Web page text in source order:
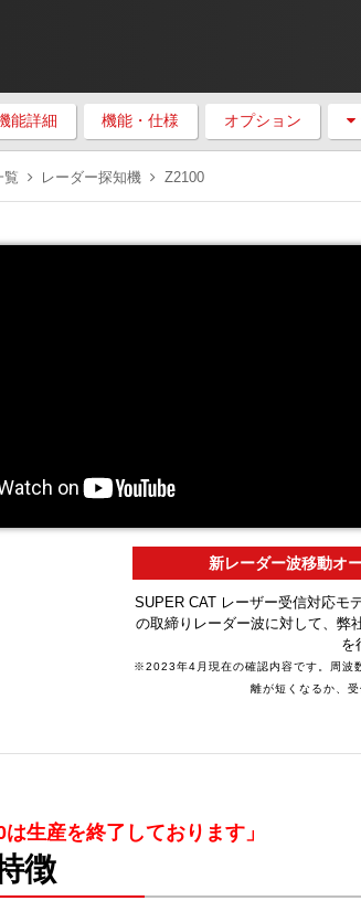
能詳細 機能・仕様 オプション
覧 レーダー探知機 Z2100
新レーダー波移動オ
SUPER CAT レーザー受信対応モ
の取締りレーダー波に対して、弊
を
※2023年4月現在の確認内容です。周波
離が短くなるか、
は生産を終了しております」
徴